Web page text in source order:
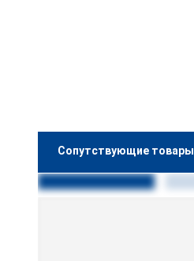
Сопутствующие товары